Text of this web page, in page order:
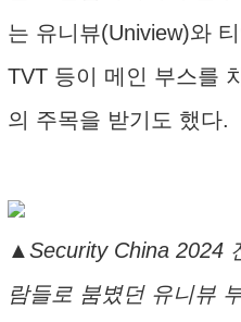
는 유니뷰(Uniview)와
TVT 등이 메인 부스를
의 주목을 받기도 했다.
▲Security China 2024
람들로 붐볐던 유니뷰